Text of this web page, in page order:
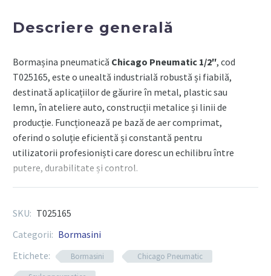
21,1Nm,putere
320W
Descriere generală
Bormașina pneumatică Chicago Pneumatic 1/2″, cod
T025165, este o unealtă industrială robustă și fiabilă,
destinată aplicațiilor de găurire în metal, plastic sau
lemn, în ateliere auto, construcții metalice și linii de
producție. Funcționează pe bază de aer comprimat,
oferind o soluție eficientă și constantă pentru
utilizatorii profesioniști care doresc un echilibru între
putere, durabilitate și control.
Componente tehnice
Tip unealtă:bormașină pneumatică cu mandrină
SKU: T025165
Categorii: Bormasini
Etichete:
Bormasini
Chicago Pneumatic